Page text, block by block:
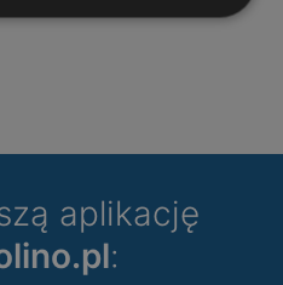
aplikację
: